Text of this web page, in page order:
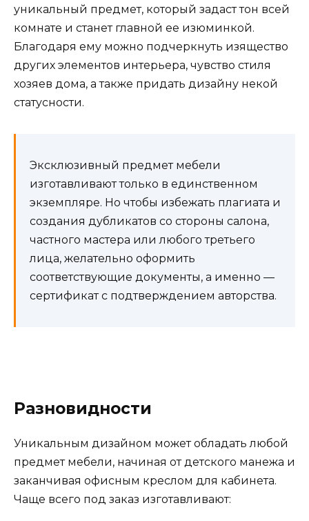
уникальный предмет, который задаст тон всей
комнате и станет главной ее изюминкой.
Благодаря ему можно подчеркнуть изящество
других элементов интерьера, чувство стиля
хозяев дома, а также придать дизайну некой
статусности.
Эксклюзивный предмет мебели
изготавливают только в единственном
экземпляре. Но чтобы избежать плагиата и
создания дубликатов со стороны салона,
частного мастера или любого третьего
лица, желательно оформить
соответствующие документы, а именно —
сертификат с подтверждением авторства.
Разновидности
Уникальным дизайном может обладать любой
предмет мебели, начиная от детского манежа и
заканчивая офисным креслом для кабинета.
Чаще всего под заказ изготавливают: